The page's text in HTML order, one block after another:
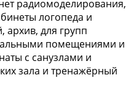
радиомоделирования,
логопеда и
архив, для групп
помещениями и
с санузлами и
зала и тренажёрный